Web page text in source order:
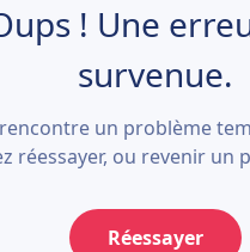
! Une
survenue.
un problème
réessayer, ou revenir un
Réessayer